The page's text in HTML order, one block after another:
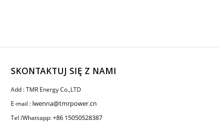
SKONTAKTUJ SIĘ Z NAMI
Add : TMR Energy Co.,LTD
E-mail : lwenna@tmrpower.cn
Tel /Whatsapp:+86 15050528387